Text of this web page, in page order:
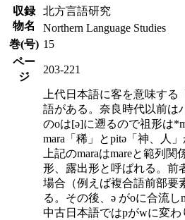
収録
物名
北方言語研究
Northern Language Studies
巻(号) 15
ペー
ジ
203-221
上代日本語に客を意味する
語がある。奈良時代以前は
のoは[ə]に遡るので祖形は
mara「稀」とpitə「神、人
上記のmaraはmareと範列
形、露出形と呼ばれる。前
場合（例えば複合語前部要
る。その後、ə がoに合流し
中古日本語ではpがwに変